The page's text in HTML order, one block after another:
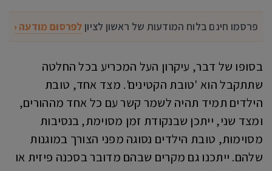
פרסמו חינם בלוח המודעות של ראשון לציון לפרסום מודעה ‹
בסופו של דבר, עיקרון העל המכריע בכל החלטה
שתתקבל הוא 'טובת הקטינים'. מצד אחד, טובת
הילדים תמיד תהיה לשמר קשר עם כל אחד מההורים,
ומצד שני, ייתכן שבנקודת זמן מסוימת, בנסיבות
מסוימות, טובת הילדים נסוגה מפני הצורך במוגנות
שלהם. ייתכנו גם מקרים שבהם מדובר בסכנה פיזית או